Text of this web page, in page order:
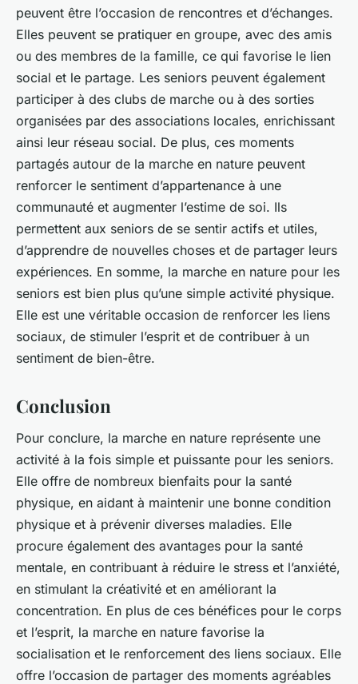
peuvent être l’occasion de rencontres et d’échanges.
Elles peuvent se pratiquer en groupe, avec des amis
ou des membres de la famille, ce qui favorise le lien
social et le partage. Les seniors peuvent également
participer à des clubs de marche ou à des sorties
organisées par des associations locales, enrichissant
ainsi leur réseau social. De plus, ces moments
partagés autour de la marche en nature peuvent
renforcer le sentiment d’appartenance à une
communauté et augmenter l’estime de soi. Ils
permettent aux seniors de se sentir actifs et utiles,
d’apprendre de nouvelles choses et de partager leurs
expériences. En somme, la marche en nature pour les
seniors est bien plus qu’une simple activité physique.
Elle est une véritable occasion de renforcer les liens
sociaux, de stimuler l’esprit et de contribuer à un
sentiment de bien-être.
Conclusion
Pour conclure, la marche en nature représente une
activité à la fois simple et puissante pour les seniors.
Elle offre de nombreux bienfaits pour la santé
physique, en aidant à maintenir une bonne condition
physique et à prévenir diverses maladies. Elle
procure également des avantages pour la santé
mentale, en contribuant à réduire le stress et l’anxiété,
en stimulant la créativité et en améliorant la
concentration. En plus de ces bénéfices pour le corps
et l’esprit, la marche en nature favorise la
socialisation et le renforcement des liens sociaux. Elle
offre l’occasion de partager des moments agréables